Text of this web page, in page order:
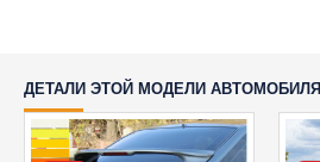
ДЕТАЛИ ЭТОЙ МОДЕЛИ АВТОМОБИЛЯ